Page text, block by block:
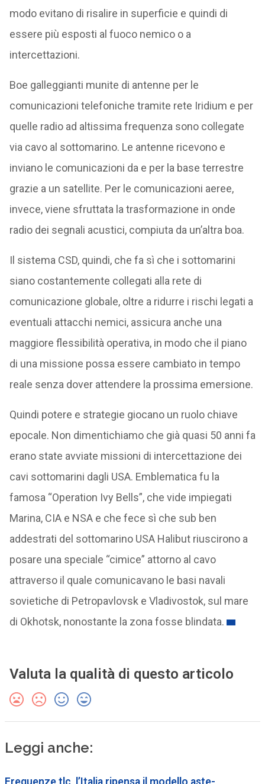
modo evitano di risalire in superficie e quindi di
essere più esposti al fuoco nemico o a
intercettazioni.
Boe galleggianti munite di antenne per le
comunicazioni telefoniche tramite rete Iridium e per
quelle radio ad altissima frequenza sono collegate
via cavo al sottomarino. Le antenne ricevono e
inviano le comunicazioni da e per la base terrestre
grazie a un satellite. Per le comunicazioni aeree,
invece, viene sfruttata la trasformazione in onde
radio dei segnali acustici, compiuta da un’altra boa.
Il sistema CSD, quindi, che fa sì che i sottomarini
siano costantemente collegati alla rete di
comunicazione globale, oltre a ridurre i rischi legati a
eventuali attacchi nemici, assicura anche una
maggiore flessibilità operativa, in modo che il piano
di una missione possa essere cambiato in tempo
reale senza dover attendere la prossima emersione.
Quindi potere e strategie giocano un ruolo chiave
epocale. Non dimentichiamo che già quasi 50 anni fa
erano state avviate missioni di intercettazione dei
cavi sottomarini dagli USA. Emblematica fu la
famosa “Operation Ivy Bells”, che vide impiegati
Marina, CIA e NSA e che fece sì che sub ben
addestrati del sottomarino USA Halibut riuscirono a
posare una speciale “cimice” attorno al cavo
attraverso il quale comunicavano le basi navali
sovietiche di Petropavlovsk e Vladivostok, sul mare
di Okhotsk, nonostante la zona fosse blindata.
Valuta la qualità di questo articolo
Leggi anche:
Frequenze tlc, l’Italia ripensa il modello aste-